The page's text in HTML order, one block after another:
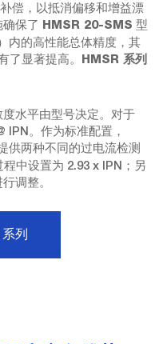
偿，以抵消偏移和增益漂
保了 HMSR 20-SMS 型
内的高性能总体精度，其
了显著提高。
HMSR 系列
水平由型号决定。对于
IPN。作为标准配置，
供两种不同的过电流检测
中设置为 2.93 x IPN；另
调整。
列